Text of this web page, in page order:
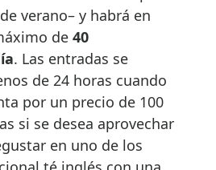
verano– y habrá en
de 40
. Las entradas se
de 24 horas cuando
por un precio de 100
si se desea aprovechar
en uno de los